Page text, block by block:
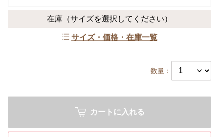
在庫 （サイズを選択してください）
サイズ・価格・在庫一覧
数量：
カートに入れる